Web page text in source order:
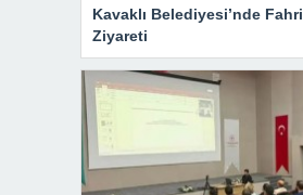
Kavaklı Belediyesi’nde
Ziyareti